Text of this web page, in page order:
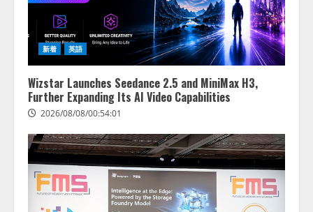
2026/08/07/13:53:50
ナレッジワーク、AIエンジニア油
井 誠（@myui）が入社。「セール
スAIエージェントOS」「営業領域
の業界特化LLM」の開発とAI研究
開発をリード
2026/08/07/10:54:31
新着 英語
Wizstar Launches Seedance 2.5 and MiniMax H3,
Further Expanding Its AI Video Capabilities
2026/08/08/00:54:01